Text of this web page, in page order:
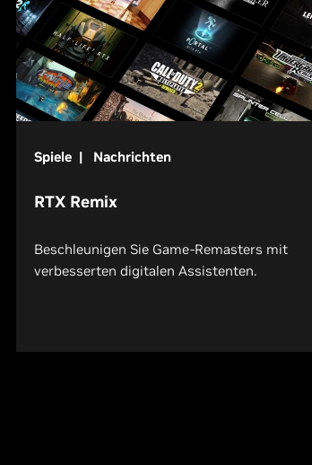
Spiele | Nachrichten
RTX Remix
Beschleunigen Sie Game-Remasters mit
verbesserten digitalen Assistenten.